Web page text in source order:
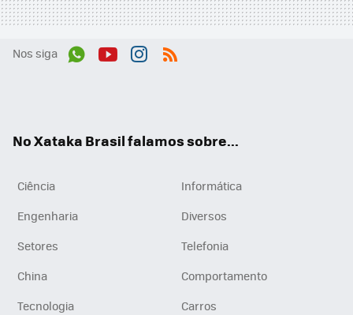
Nos siga
No Xataka Brasil falamos sobre...
Ciência
Informática
Engenharia
Diversos
Setores
Telefonia
China
Comportamento
Tecnologia
Carros